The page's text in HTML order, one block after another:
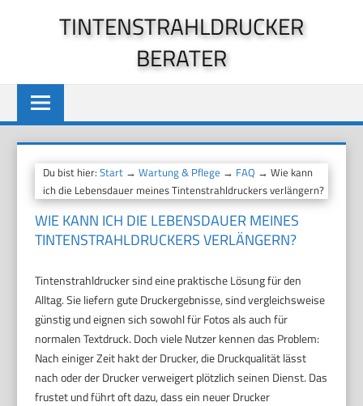
TINTENSTRAHLDRUCKER
BERATER
Du bist hier:Start →Wartung & Pflege → FAQ → Wie kann
ich die Lebensdauer meines Tintenstrahldruckers verlängern?
WIE KANN ICH DIE LEBENSDAUER MEINES
TINTENSTRAHLDRUCKERS VERLÄNGERN?
Tintenstrahldrucker sind eine praktische Lösung für den
Alltag. Sie liefern gute Druckergebnisse, sind vergleichsweise
günstig und eignen sich sowohl für Fotos als auch für
normalen Textdruck. Doch viele Nutzer kennen das Problem:
Nach einiger Zeit hakt der Drucker, die Druckqualität lässt
nach oder der Drucker verweigert plötzlich seinen Dienst. Das
frustet und führt oft dazu, dass ein neuer Drucker